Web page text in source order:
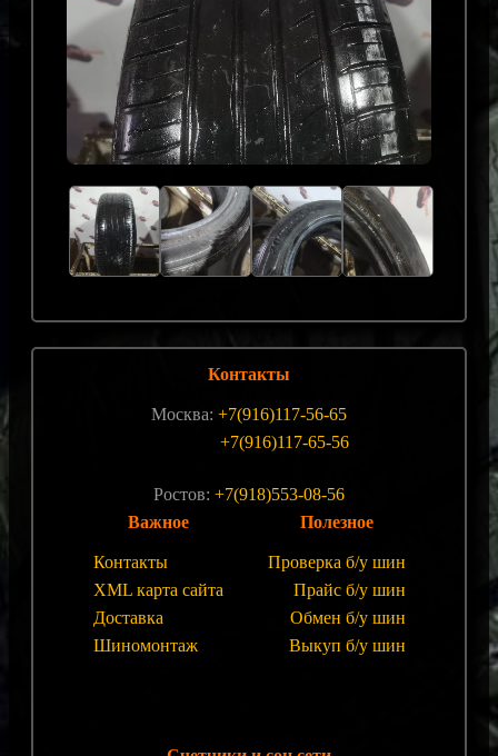
Контакты
Москва: +7(916)117-56-65
+7(916)117-65-56
Ростов: +7(918)553-08-56
Важное
Контакты
XML карта сайта
Доставка
Шиномонтаж
Полезное
Проверка б/у шин
Прайс б/у шин
Обмен б/у шин
Выкуп б/у шин